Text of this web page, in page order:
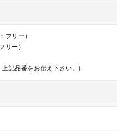
フリー）
リー）
記品番をお伝え下さい。)